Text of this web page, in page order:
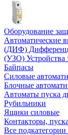
Оборудование
Автоматические
(ДИФ)
(УЗО)
Байпасы
Силовые
Блочные
Автоматы пуска
Рубильники
Ящики силовые
Контакторы,
Все